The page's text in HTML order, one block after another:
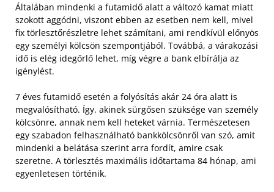
Általában mindenki a futamidő alatt a változó kamat miatt
szokott aggódni, viszont ebben az esetben nem kell, mivel
fix törlesztőrészletre lehet számítani, ami rendkívül előnyös
egy személyi kölcsön szempontjából. Továbbá, a várakozási
idő is elég idegőrlő lehet, míg végre a bank elbírálja az
igénylést.
7 éves futamidő esetén a folyósítás akár 24 óra alatt is
megvalósítható. Így, akinek sürgősen szüksége van személy
kölcsönre, annak nem kell heteket várnia. Természetesen
egy szabadon felhasználható bankkölcsönről van szó, amit
mindenki a belátása szerint arra fordít, amire csak
szeretne. A törlesztés maximális időtartama 84 hónap, ami
egyenletesen történik.